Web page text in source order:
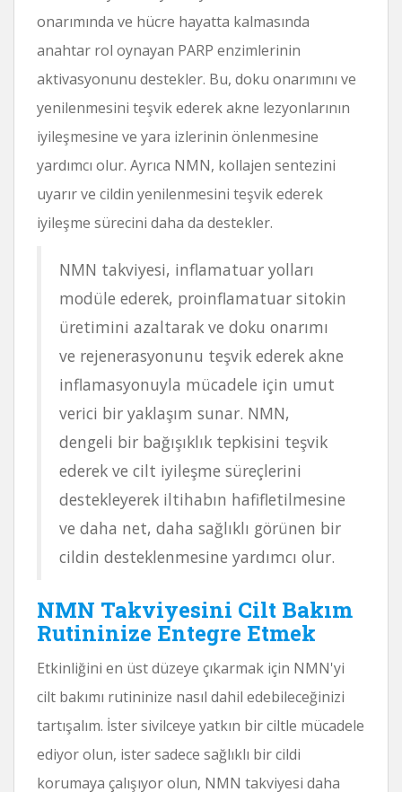
onarımında ve hücre hayatta kalmasında
anahtar rol oynayan PARP enzimlerinin
aktivasyonunu destekler. Bu, doku onarımını ve
yenilenmesini teşvik ederek akne lezyonlarının
iyileşmesine ve yara izlerinin önlenmesine
yardımcı olur. Ayrıca NMN, kollajen sentezini
uyarır ve cildin yenilenmesini teşvik ederek
iyileşme sürecini daha da destekler.
NMN takviyesi, inflamatuar yolları
modüle ederek, proinflamatuar sitokin
üretimini azaltarak ve doku onarımı
ve rejenerasyonunu teşvik ederek akne
inflamasyonuyla mücadele için umut
verici bir yaklaşım sunar. NMN,
dengeli bir bağışıklık tepkisini teşvik
ederek ve cilt iyileşme süreçlerini
destekleyerek iltihabın hafifletilmesine
ve daha net, daha sağlıklı görünen bir
cildin desteklenmesine yardımcı olur.
NMN Takviyesini Cilt Bakım
Rutininize Entegre Etmek
Etkinliğini en üst düzeye çıkarmak için NMN'yi
cilt bakımı rutininize nasıl dahil edebileceğinizi
tartışalım. İster sivilceye yatkın bir ciltle mücadele
ediyor olun, ister sadece sağlıklı bir cildi
korumaya çalışıyor olun, NMN takviyesi daha